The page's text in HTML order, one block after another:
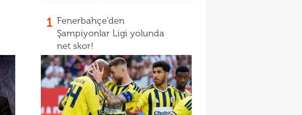
1 Fenerbahçe'den
Şampiyonlar Ligi yolunda
net skor!